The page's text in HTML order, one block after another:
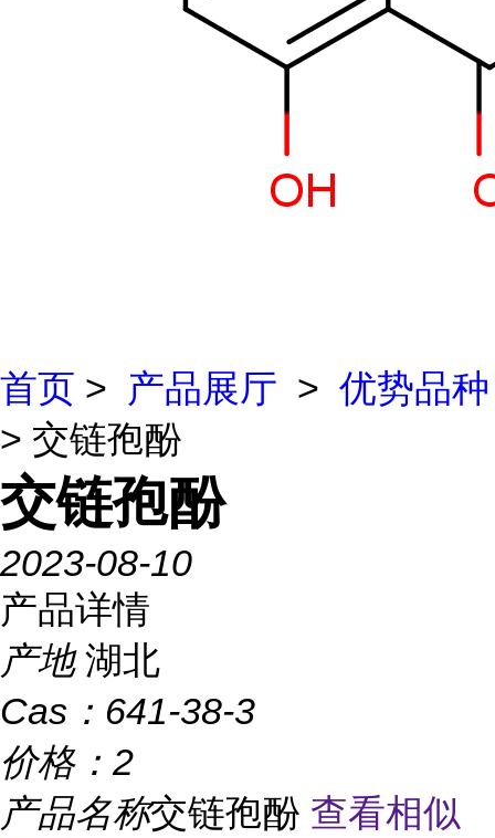
首页 > 产品展厅 > 优势品种
> 交链孢酚
交链孢酚
2023-08-10
产品详情
产地 湖北
Cas： 641-38-3
价格： 2
产品名称交链孢酚 查看相似